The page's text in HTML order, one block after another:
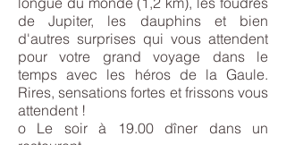
de Jupiter, les dauphins et bien
d'autres surprises qui vous attendent
pour votre grand voyage dans le
temps avec les héros de la Gaule.
Rires, sensations fortes et frissons vous
attendent !
o Le soir à 19.00 dîner dans un